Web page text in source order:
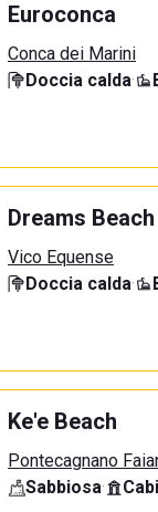
Euroconca
Conca dei Marini
Doccia calda·
Dreams Beach
Vico Equense
Doccia calda·
Ke'e Beach
Pontecagnano
Sabbiosa·